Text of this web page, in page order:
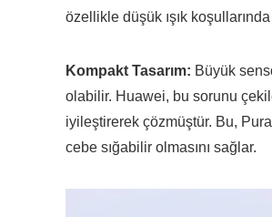
özellikle düşük ışık
Kompakt Tasarım: Büyük
olabilir. Huawei, bu sorunu
iyileştirerek çözmüştür. Bu,
cebe sığabilir olmasını sağlar.